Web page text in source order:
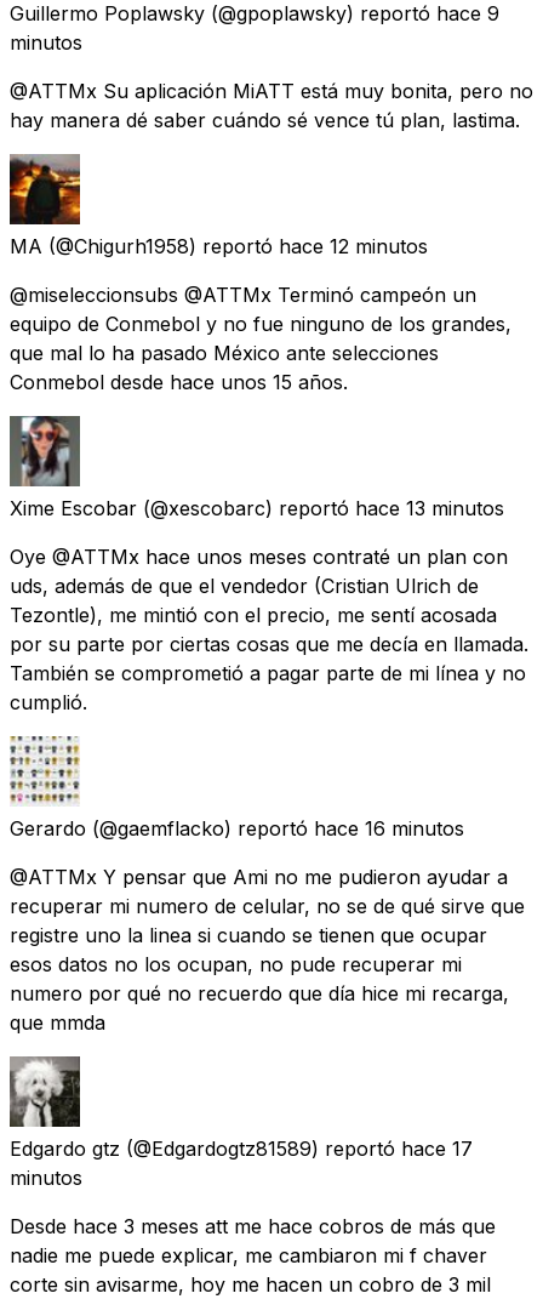
Guillermo Poplawsky (@gpoplawsky) reportó hace 9
minutos
@ATTMx Su aplicación MiATT está muy bonita, pero no
hay manera dé saber cuándo sé vence tú plan, lastima.
MA (@Chigurh1958) reportó hace 12 minutos
@miseleccionsubs @ATTMx Terminó campeón un
equipo de Conmebol y no fue ninguno de los grandes,
que mal lo ha pasado México ante selecciones
Conmebol desde hace unos 15 años.
Xime Escobar (@xescobarc) reportó hace 13 minutos
Oye @ATTMx hace unos meses contraté un plan con
uds, además de que el vendedor (Cristian Ulrich de
Tezontle), me mintió con el precio, me sentí acosada
por su parte por ciertas cosas que me decía en llamada.
También se comprometió a pagar parte de mi línea y no
cumplió.
Gerardo (@gaemflacko) reportó hace 16 minutos
@ATTMx Y pensar que Ami no me pudieron ayudar a
recuperar mi numero de celular, no se de qué sirve que
registre uno la linea si cuando se tienen que ocupar
esos datos no los ocupan, no pude recuperar mi
numero por qué no recuerdo que día hice mi recarga,
que mmda
Edgardo gtz (@Edgardogtz81589) reportó hace 17
minutos
Desde hace 3 meses att me hace cobros de más que
nadie me puede explicar, me cambiaron mi f chaver
corte sin avisarme, hoy me hacen un cobro de 3 mil